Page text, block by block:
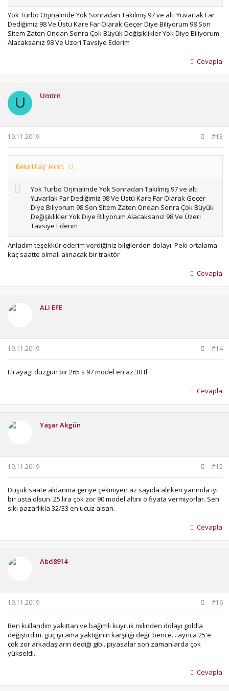
Yok Turbo Orjinalinde Yok Sonradan Takılmış 97 ve altı Yuvarlak Far
Dediğimiz 98 Ve Üstü Kare Far Olarak Geçer Diye Biliyorum 98 Son
Sitem Zaten Ondan Sonra Çok Büyük Değişiklikler Yok Diye Biliyorum
Alacaksanız 98 Ve Üzeri Tavsiye Ederim
Cevapla
U Umtrn
19.11.2019 #13
BekirUlaş' Alıntı:
Yok Turbo Orjinalinde Yok Sonradan Takılmış 97 ve altı
Yuvarlak Far Dediğimiz 98 Ve Üstü Kare Far Olarak Geçer
Diye Biliyorum 98 Son Sitem Zaten Ondan Sonra Çok Büyük
Değişiklikler Yok Diye Biliyorum Alacaksanız 98 Ve Üzeri
Tavsiye Ederim
Anladım teşekkür ederim verdiğiniz bilgilerden dolayı. Peki ortalama
kaç saatte olmalı alınacak bir traktör
Cevapla
ALI EFE
19.11.2019 #14
Eli ayagi duzgun bir 265 s 97 model en az 30 tl
Cevapla
Yaşar Akgün
19.11.2019 #15
Düşük saate aldanma geriye çekmiyen az sayıda alırken yanında iyi
bir usta olsun. 25 lira çok zor 90 model altını o fiyata vermiyorlar. Sen
sıkı pazarlıkla 32/33 en ucuz alsan.
Cevapla
Abd8914
19.11.2019 #16
Ben kullandım yakıttan ve bağımlı kuyruk milinden dolayı goldla
değiştirdim. güç iyi ama yaktığının karşılığı değil bence... ayrıca 25'e
çok zor arkadaşların dediği gibi. piyasalar son zamanlarda çok
yükseldi..
Cevapla